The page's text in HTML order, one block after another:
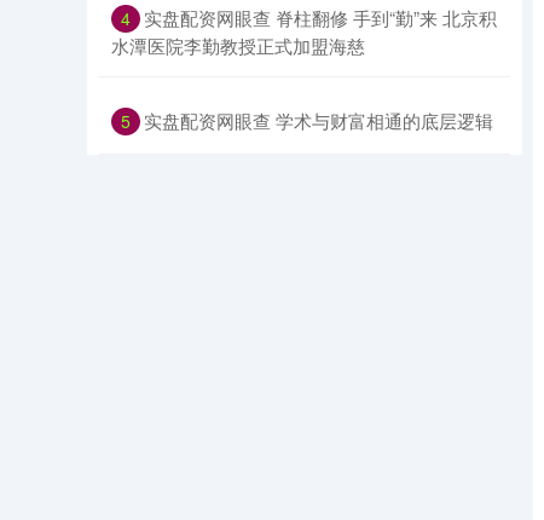
4 ​实盘配资网眼查 脊柱翻修 手到“勤”来 北京积
水潭医院李勤教授正式加盟海慈
5 ​实盘配资网眼查 学术与财富相通的底层逻辑